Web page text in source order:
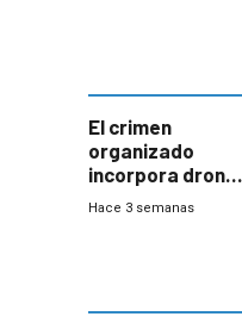
El crimen
organizado
incorpora drones
y abre un nuevo
Hace 3 semanas